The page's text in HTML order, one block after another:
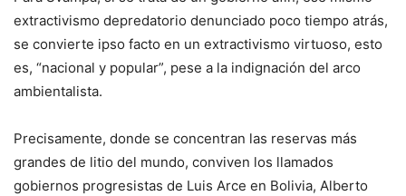
extractivismo depredatorio denunciado poco tiempo atrás,
se convierte ipso facto en un extractivismo virtuoso, esto
es, “nacional y popular”, pese a la indignación del arco
ambientalista.
Precisamente, donde se concentran las reservas más
grandes de litio del mundo, conviven los llamados
gobiernos progresistas de Luis Arce en Bolivia, Alberto